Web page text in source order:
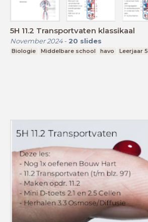
5H 11.2 Transportvaten klassikaal
November 2024- 20 slides
Biologie Middelbare school havo Leerjaar 5